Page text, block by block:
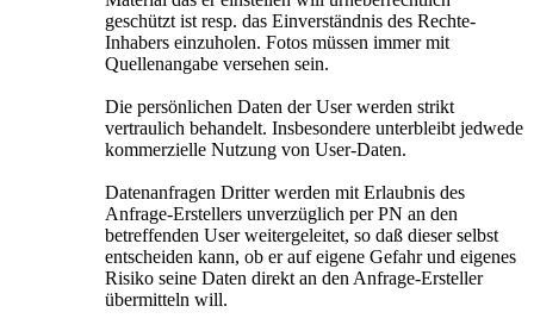
geschützt ist resp. das Einverständnis des Rechte-
Inhabers einzuholen. Fotos müssen immer mit
Quellenangabe versehen sein.
Die persönlichen Daten der User werden strikt
vertraulich behandelt. Insbesondere unterbleibt jedwede
kommerzielle Nutzung von User-Daten.
Datenanfragen Dritter werden mit Erlaubnis des
Anfrage-Erstellers unverzüglich per PN an den
betreffenden User weitergeleitet, so daß dieser selbst
entscheiden kann, ob er auf eigene Gefahr und eigenes
Risiko seine Daten direkt an den Anfrage-Ersteller
übermitteln will.